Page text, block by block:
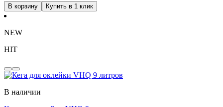
В корзину Купить в 1 клик
NEW
HIT
В наличии